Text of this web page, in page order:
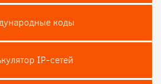
коды
IP-сетей